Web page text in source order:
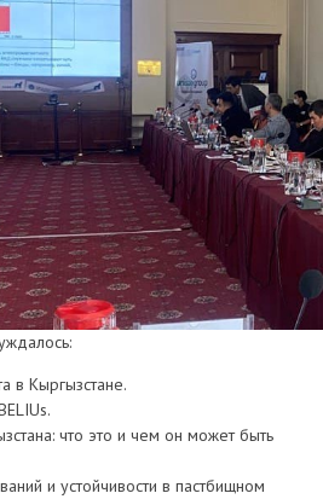
в Кыргызстане.
что это и чем он может быть
и устойчивости в пастбищном